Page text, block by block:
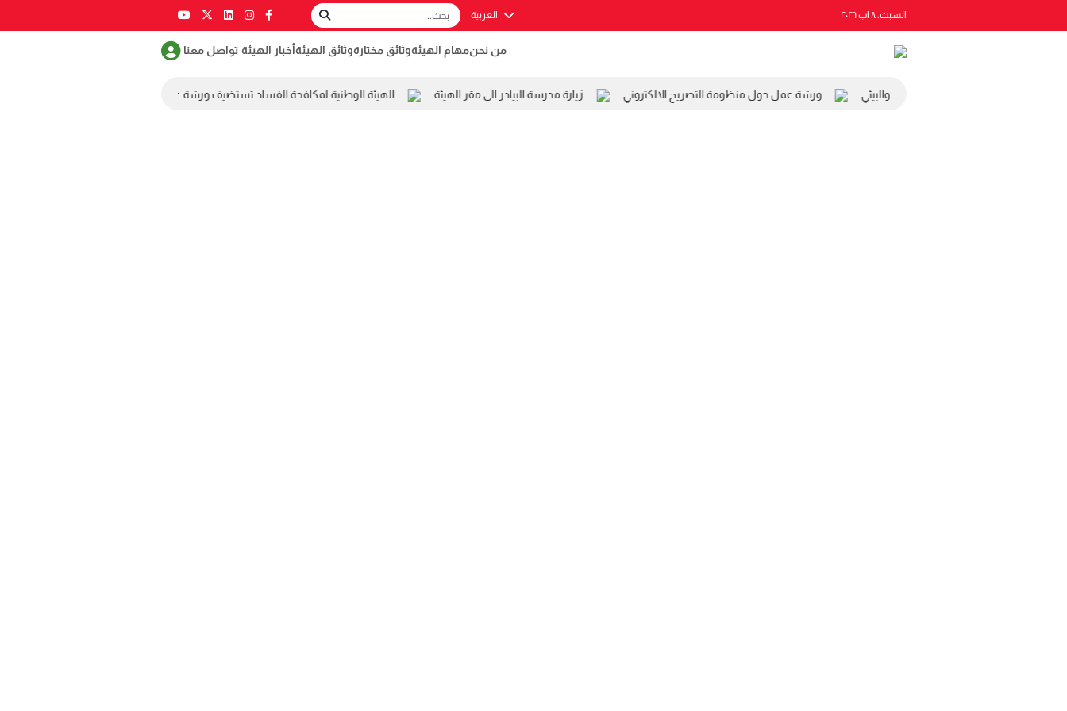
السبت، ٨ آب ٢٠٢٦ العربية
من نحنمهام الهيئةوثائق مختارةوثائق الهيئةأخبار الهيئة تواصل معنا
رئيس المجلس الاقتصادي والاجتماعي والبيئي ورشة عمل حول منظومة التصريح الالكتروني زيارة مدرسة البيادر الى مقر الهيئة الهيئة الوطنية لمكافحة الفساد تستضيف ورشة عمل ضمن مسابقة طلابية لمكافحة